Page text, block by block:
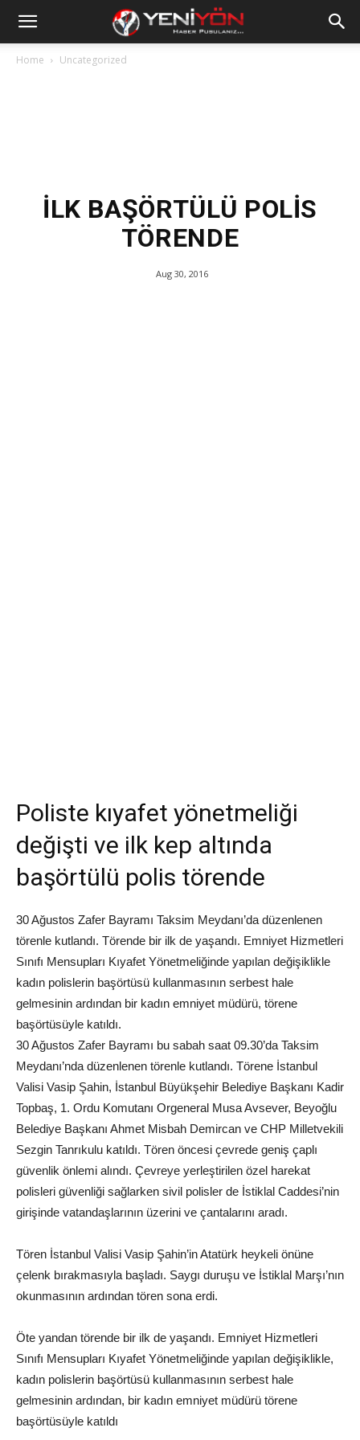
Home Uncategorized
İLK BAŞÖRTÜLÜ POLİS
TÖRENDE
Aug 30, 2016
Poliste kıyafet yönetmeliği
değişti ve ilk kep altında
başörtülü polis törende
30 Ağustos Zafer Bayramı Taksim Meydanı’da düzenlenen
törenle kutlandı. Törende bir ilk de yaşandı. Emniyet Hizmetleri
Sınıfı Mensupları Kıyafet Yönetmeliğinde yapılan değişiklikle
kadın polislerin başörtüsü kullanmasının serbest hale
gelmesinin ardından bir kadın emniyet müdürü, törene
başörtüsüyle katıldı.
30 Ağustos Zafer Bayramı bu sabah saat 09.30’da Taksim
Meydanı’nda düzenlenen törenle kutlandı. Törene İstanbul
Valisi Vasip Şahin, İstanbul Büyükşehir Belediye Başkanı Kadir
Topbaş, 1. Ordu Komutanı Orgeneral Musa Avsever, Beyoğlu
Belediye Başkanı Ahmet Misbah Demircan ve CHP Milletvekili
Sezgin Tanrıkulu katıldı. Tören öncesi çevrede geniş çaplı
güvenlik önlemi alındı. Çevreye yerleştirilen özel harekat
polisleri güvenliği sağlarken sivil polisler de İstiklal Caddesi’nin
girişinde vatandaşlarının üzerini ve çantalarını aradı.
Tören İstanbul Valisi Vasip Şahin’in Atatürk heykeli önüne
çelenk bırakmasıyla başladı. Saygı duruşu ve İstiklal Marşı’nın
okunmasının ardından tören sona erdi.
Öte yandan törende bir ilk de yaşandı. Emniyet Hizmetleri
Sınıfı Mensupları Kıyafet Yönetmeliğinde yapılan değişiklikle,
kadın polislerin başörtüsü kullanmasının serbest hale
gelmesinin ardından, bir kadın emniyet müdürü törene
başörtüsüyle katıldı